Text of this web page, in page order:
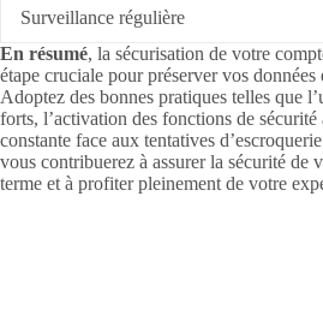
Surveillance régulière
En résumé, la sécurisation de votre
étape cruciale pour préserver vos
Adoptez des bonnes pratiques telles que
forts, l’activation des fonctions de
constante face aux tentatives
vous contribuerez à assurer la sécurité de
terme et à profiter pleinement de votre